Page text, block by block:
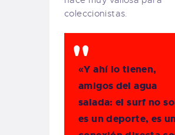
coleccionistas.
«Y ahí lo tienen,
amigos del agua
salada: el surf no
es un deporte, es